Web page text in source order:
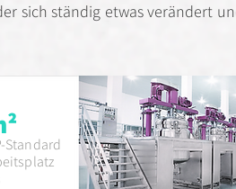
sich ständig etwas verändert
Standard